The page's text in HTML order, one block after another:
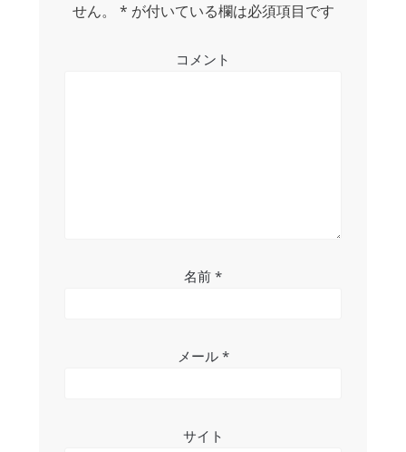
せん。
* が付いている欄は必須項目です
コメント
名前 *
メール *
サイト